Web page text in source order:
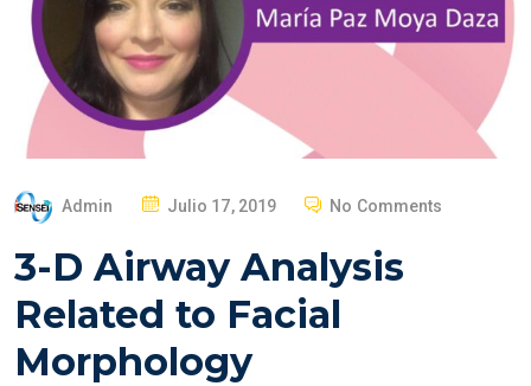
Admin
S
E
D
Julio 17, 2019 No Comments
3-D Airway Analysis
Related to Facial
Morphology